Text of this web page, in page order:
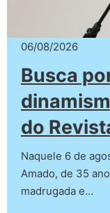
06/08/2026
Busca
do
Naquele 6 de
Amado, de 35
madrugada e…